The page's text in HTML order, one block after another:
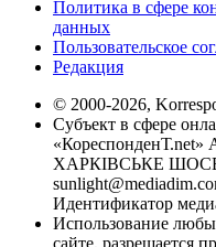
Политика в сфере
данных
Пользовательское
Редакция
© 2000-2026,
Субъект в сфере
«КореспонденТ.net»
ХАРКІВСЬКЕ ШОСЕ,
Идентификатор
Использование
сайте, разрешается